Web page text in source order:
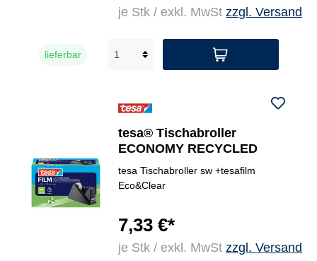
je Stk / exkl. MwStzzgl. Versand
lieferbar
tesa® Tischabroller
ECONOMY RECYCLED
tesa Tischabroller sw +tesafilm
Eco&Clear
7,33 €*
je Stk / exkl. MwStzzgl. Versand